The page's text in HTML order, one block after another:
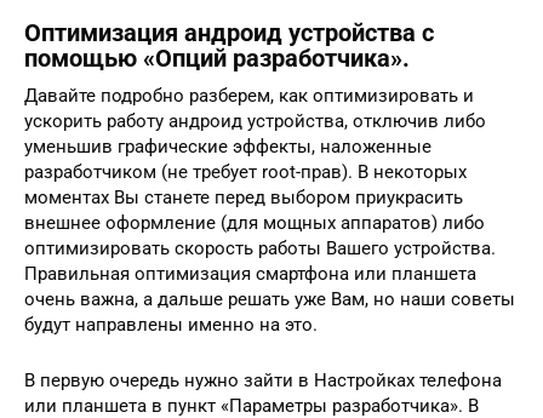
Оптимизация андроид устройства с
помощью «Опций разработчика».
Давайте подробно разберем, как оптимизировать и
ускорить работу андроид устройства, отключив либо
уменьшив графические эффекты, наложенные
разработчиком (не требует root-прав). В некоторых
моментах Вы станете перед выбором приукрасить
внешнее оформление (для мощных аппаратов) либо
оптимизировать скорость работы Вашего устройства.
Правильная оптимизация смартфона или планшета
очень важна, а дальше решать уже Вам, но наши советы
будут направлены именно на это.
В первую очередь нужно зайти в Настройках телефона
или планшета в пункт «Параметры разработчика». В